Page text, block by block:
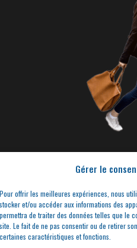
Gérer le
Pour offrir les meilleures expériences, nous
stocker et/ou accéder aux informations des
permettra de traiter des données telles que le
site. Le fait de ne pas consentir ou de retirer
certaines caractéristiques et fonctions.